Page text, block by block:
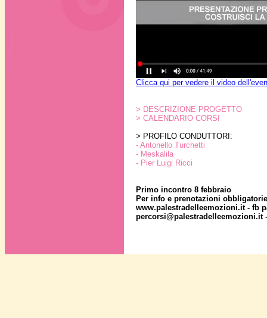
Clicca qui per vedere il video
> DESCRIZIONE PROGETTO
> CALENDARIO CORSI
> PROFILO CONDUTTORI:
- Antonello Turchetti
- Meskalila
- Pier Luigi Ricci
Primo incontro 8 febbraio
Per info e prenotazioni
www.palestradelleemozioni.it - fb
percorsi@palestradelleemozioni.it